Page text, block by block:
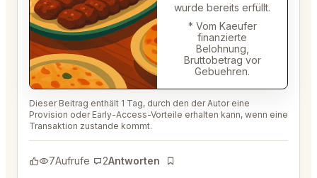
wurde bereits erfüllt.
* Vom Kaeufer
finanzierte
Belohnung,
Bruttobetrag vor
Gebuehren.
Dieser Beitrag enthält 1 Tag, durch den der Autor eine
Provision oder Early-Access-Vorteile erhalten kann, wenn eine
Transaktion zustande kommt.
7Aufrufe 2Antworten
Lesezeichen